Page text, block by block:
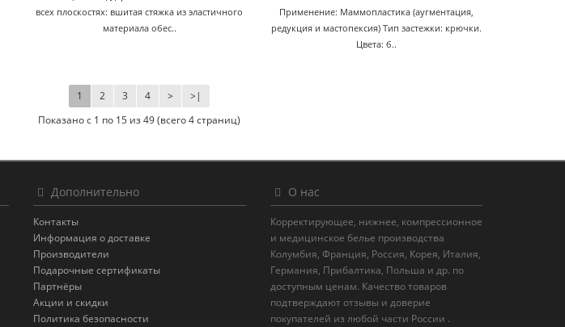
всех плоскостях: вшитая стяжка из эластичного
материала обес..
Применение: Маммопластика (аугментация,
редукция и мастопексия) Тип застежки: крючки.
Цвета: б..
1 2 3 4 > >|
Показано с 1 по 15 из 49 (всего 4 страниц)
Дополнительно
Контакты
Информация о доставке
Производители
Подарочные сертификаты
Партнёры
Акции и скидки
Политика безопасности
О нас
Корректирующее, нижнее, компрессионное
и медицинское белье производства
Колумбия, Франция, Россия, Корея, Италия,
Германия, Прибалтика, Польша и др. по
доступным ценам. Качество товаров
подтверждают отзывы и доверие
покупателей из любой части России .